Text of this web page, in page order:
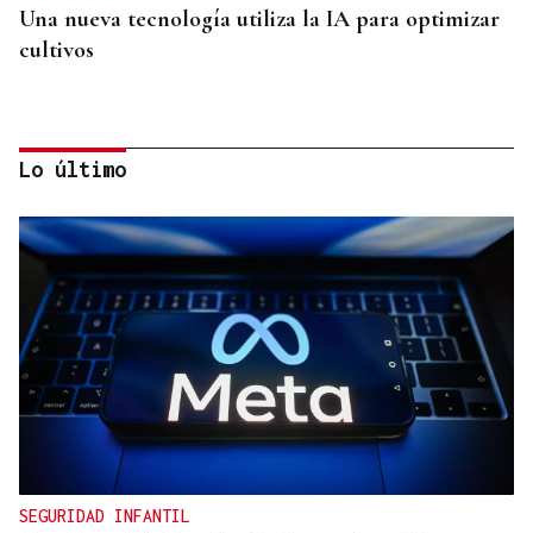
Una nueva tecnología utiliza la IA para optimizar
cultivos
SIEMENS GAMESA
El Ibex 35 abre la sesión con un alza del 0,4% y
acaricia los históricos 20.100 puntos
Lo último
SEGURIDAD INFANTIL